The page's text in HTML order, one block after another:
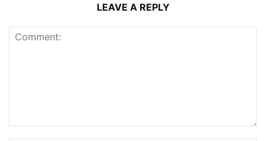
LEAVE A REPLY